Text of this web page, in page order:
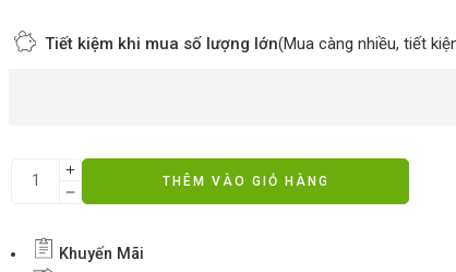
Tiết kiệm khi mua số lượng lớn(Mua càng nhiều, tiết
THÊM VÀO GIỎ HÀNG
Khuyến Mãi